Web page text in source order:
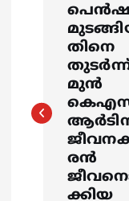
t
തിനെ
മുൻ
രൻ
ക്കിയ